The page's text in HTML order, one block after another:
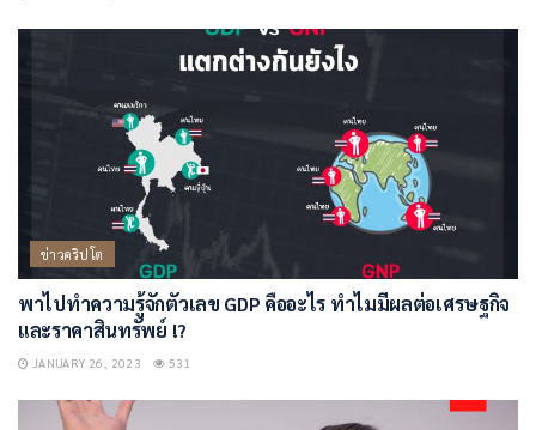
ข่าวคริปโต
พาไปทำความรู้จักตัวเลข GDP คืออะไร ทำไมมีผลต่อเศรษฐกิจ
และราคาสินทรัพย์ !?
JANUARY 26, 2023 531